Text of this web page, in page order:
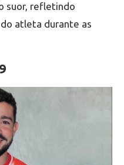
suor, refletindo
atleta durante as